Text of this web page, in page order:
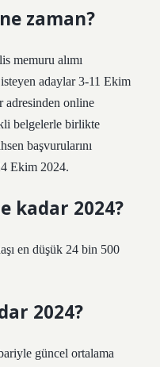
zaman?
memuru alımı
adaylar 3-11 Ekim
adresinden online
belgelerle birlikte
başvurularını
Ekim 2024.
kadar 2024?
en düşük 24 bin 500
2024?
güncel ortalama